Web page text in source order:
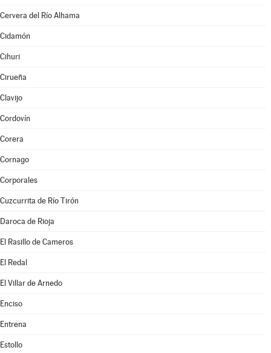
Cervera del Río Alhama
Cidamón
Cihuri
Cirueña
Clavijo
Cordovín
Corera
Cornago
Corporales
Cuzcurrita de Río Tirón
Daroca de Rioja
El Rasillo de Cameros
El Redal
El Villar de Arnedo
Enciso
Entrena
Estollo